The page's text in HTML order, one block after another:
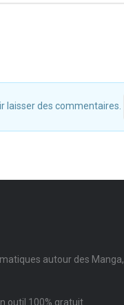
laisser des commentaires.
autour des Manga,
outil 100% gratuit.